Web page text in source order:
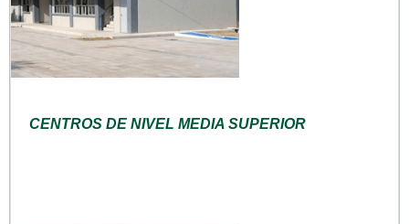
CENTROS DE NIVEL MEDIA SUPERIOR